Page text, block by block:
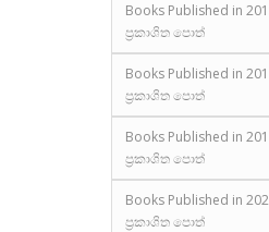
Books Published in
ප්‍රකාශිත පොත්
Books Published in
ප්‍රකාශිත පොත්
Books Published in
ප්‍රකාශිත පොත්
Books Published in
ප්‍රකාශිත පොත්